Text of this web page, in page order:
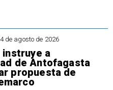
4 de agosto de 2026
a
de Antofagasta
propuesta de